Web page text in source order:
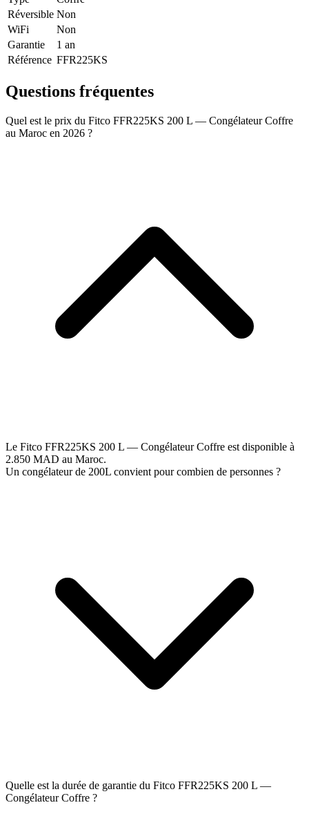
Réversible Non
WiFi
Non
Garantie
1 an
Référence FFR225KS
Questions fréquentes
Quel est le prix du Fitco FFR225KS 200 L — Congélateur Coffre
au Maroc en 2026 ?
Le Fitco FFR225KS 200 L — Congélateur Coffre est disponible à
2.850 MAD au Maroc.
Un congélateur de 200L convient pour combien de personnes ?
Quelle est la durée de garantie du Fitco FFR225KS 200 L —
Congélateur Coffre ?